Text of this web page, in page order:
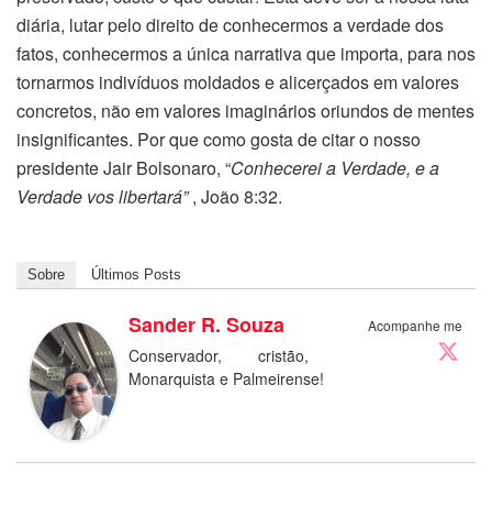
diária, lutar pelo direito de conhecermos a verdade dos
fatos, conhecermos a única narrativa que importa, para nos
tornarmos indivíduos moldados e alicerçados em valores
concretos, não em valores imaginários oriundos de mentes
insignificantes. Por que como gosta de citar o nosso
presidente Jair Bolsonaro, “Conhecerei a Verdade, e a
Verdade vos libertará”, João 8:32.
Sobre Últimos Posts
Acompanhe me
Sander R. Souza
Conservador, cristão,
Monarquista e Palmeirense!